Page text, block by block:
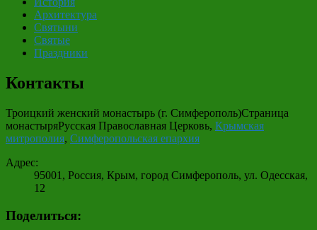
Архитектура
Святыни
Святые
Праздники
Контакты
Троицкий женский монастырь (г. Симферополь)Страница
монастыряРусская Православная Церковь, Крымская
митрополия, Симферопольская епархия
Адрес:
95001, Россия, Крым, город Симферополь, ул. Одесская,
12
Поделиться: